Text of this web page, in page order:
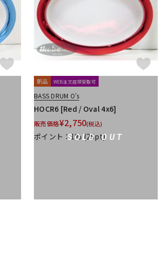
SOLD OUT
新品 WEB注文店頭受取可
BASS DRUM O's
HOCR6 [Red / Oval 4x6]
販売価格¥2,750(税込)
ポイント：1%(25pt)